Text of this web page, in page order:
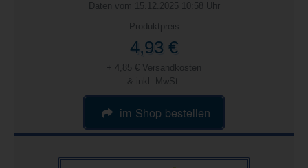
Daten vom 15.12.2025 10:58 Uhr
Produktpreis
4,93 €
+ 4,85 € Versandkosten
& inkl. MwSt.
im Shop bestellen